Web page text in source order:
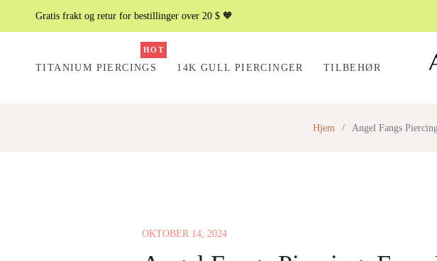
Gratis frakt og retur for bestillinger over 20 $ 🧡
TITANIUM PIERCINGS
HOT
14K GULL PIERCINGER TILBEHØR
Hjem / Angel Fangs
OKTOBER 14, 2024